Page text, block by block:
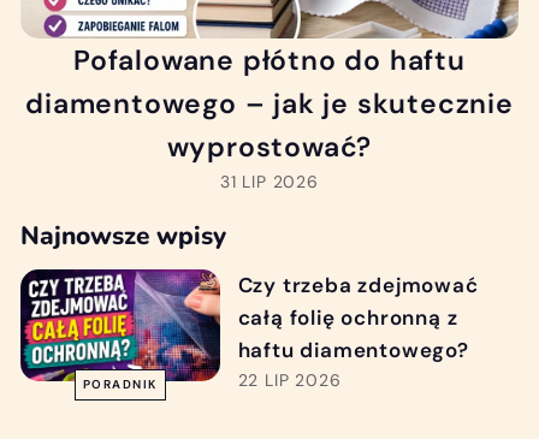
Pofalowane płótno do haftu
diamentowego – jak je skutecznie
wyprostować?
31 LIP 2026
Najnowsze wpisy
PORADNIK
Czy trzeba zdejmować
całą folię ochronną z
haftu diamentowego?
22 LIP 2026